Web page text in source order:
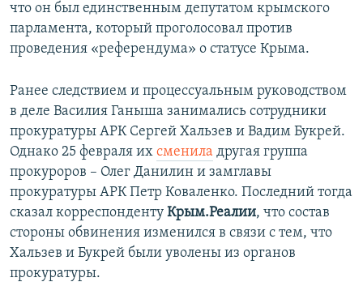
что он был единственным депутатом крымского
парламента, который проголосовал против
проведения «референдума» о статусе Крыма.
Ранее следствием и процессуальным руководством
в деле Василия Ганыша занимались сотрудники
прокуратуры АРК Сергей Хальзев и Вадим Букрей.
Однако 25 февраля их сменила другая группа
прокуроров – Олег Данилин и замглавы
прокуратуры АРК Петр Коваленко. Последний тогда
сказал корреспонденту Крым.Реалии, что состав
стороны обвинения изменился в связи с тем, что
Хальзев и Букрей были уволены из органов
прокуратуры.